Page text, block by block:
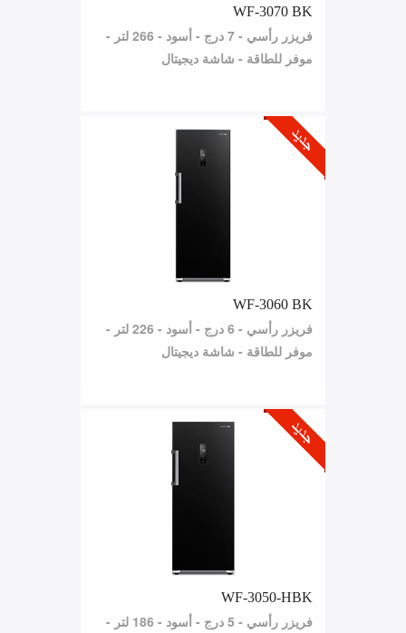
WF-3070 BK
فريزر رأسي - 7 درج - أسود - 266 لتر -
موفر للطاقة - شاشة ديجيتال
WF-3060 BK
فريزر رأسي - 6 درج - أسود - 226 لتر -
موفر للطاقة - شاشة ديجيتال
WF-3050-HBK
فريزر رأسي - 5 درج - أسود - 186 لتر -